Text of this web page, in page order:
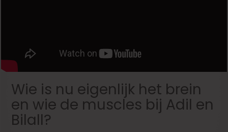
Wie is nu eigenlijk het brein
en wie de muscles bij Adil en
Bilall?